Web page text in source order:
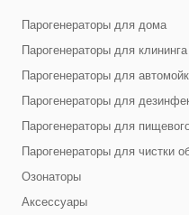
Парогенераторы для дома
Парогенераторы для клининга
Парогенераторы для
Парогенераторы для
Парогенераторы для
Парогенераторы для чистки
Озонаторы
Аксессуары